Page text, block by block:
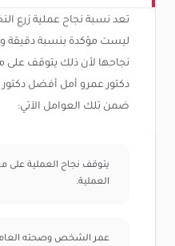
تعد نسبة نجاح عملية زرع
ليست مؤكدة بنسبة دقيقة
نجاحها لأن ذلك يتوقف
دكتور عمرو أمل أفضل
ضمن تلك العوامل الآتي:
يتوقف نجاح العملية على
العملية.
عمر الشخص وصحته